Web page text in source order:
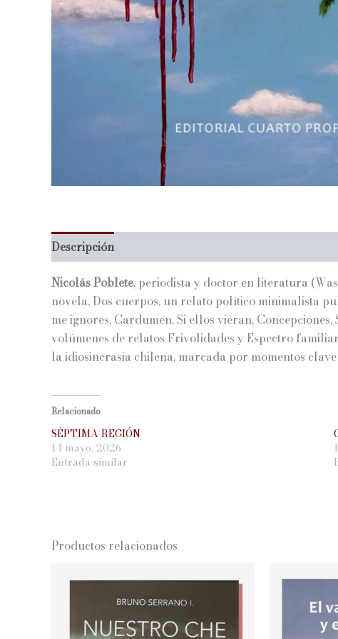
Descripción
Nicolás Poblete, periodista y doctor en literatura
novela, Dos cuerpos, un relato político minimalista
me ignores, Cardumen, Si ellos vieran,
volúmenes de relatos Frivolidades y Espectro
la idiosincrasia chilena, marcada por momentos
Relacionado
SÉPTIMA REGIÓN
14 mayo, 2026
Entrada similar
Productos relacionados